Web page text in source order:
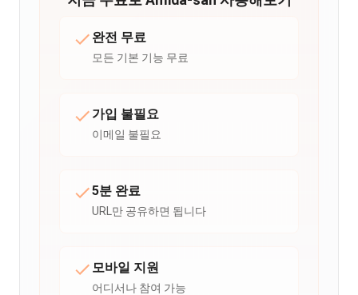
완전 무료
모든 기본 기능 무료
가입 불필요
이메일 불필요
5분 완료
URL만 공유하면 됩니다
모바일 지원
어디서나 참여 가능